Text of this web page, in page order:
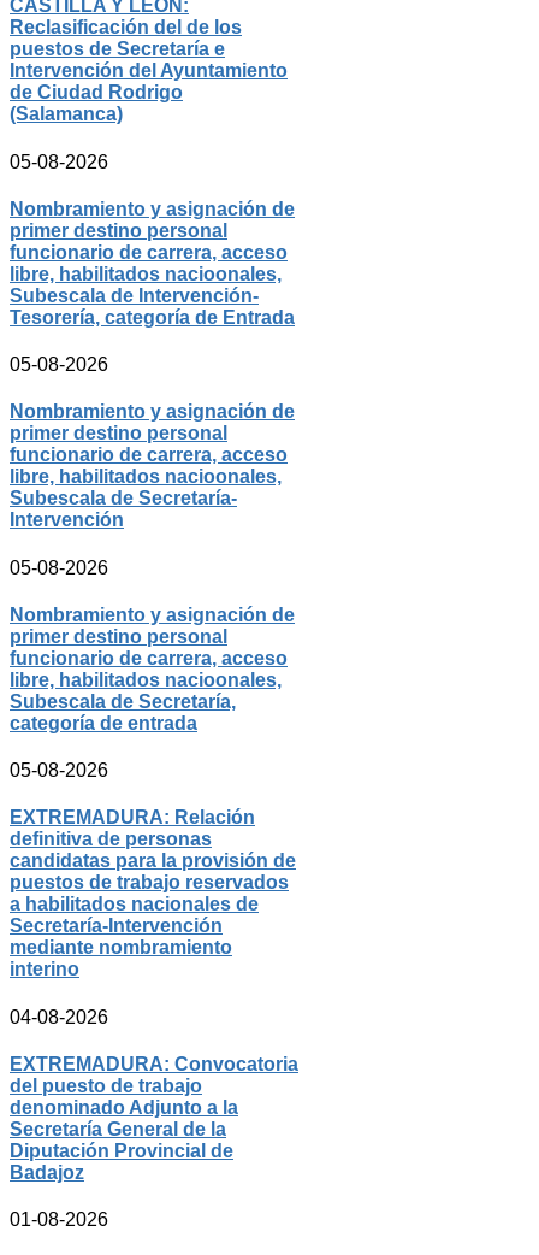
CASTILLA Y LEÓN:
Reclasificación del de los
puestos de Secretaría e
Intervención del Ayuntamiento
de Ciudad Rodrigo
(Salamanca)
05-08-2026
Nombramiento y asignación de
primer destino personal
funcionario de carrera, acceso
libre, habilitados nacioonales,
Subescala de Intervención-
Tesorería, categoría de Entrada
05-08-2026
Nombramiento y asignación de
primer destino personal
funcionario de carrera, acceso
libre, habilitados nacioonales,
Subescala de Secretaría-
Intervención
05-08-2026
Nombramiento y asignación de
primer destino personal
funcionario de carrera, acceso
libre, habilitados nacioonales,
Subescala de Secretaría,
categoría de entrada
05-08-2026
EXTREMADURA: Relación
definitiva de personas
candidatas para la provisión de
puestos de trabajo reservados
a habilitados nacionales de
Secretaría-Intervención
mediante nombramiento
interino
04-08-2026
EXTREMADURA: Convocatoria
del puesto de trabajo
denominado Adjunto a la
Secretaría General de la
Diputación Provincial de
Badajoz
01-08-2026